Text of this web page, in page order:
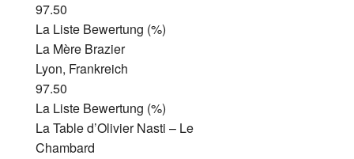
97.50
La Liste Bewertung (%)
La Mère Brazier
Lyon, Frankreich
97.50
La Liste Bewertung (%)
La Table d’Olivier Nasti – Le
Chambard